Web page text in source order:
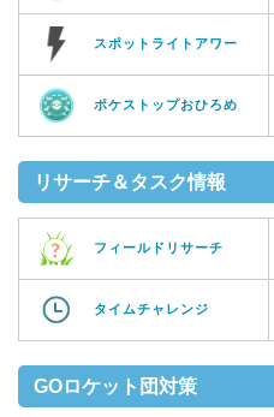
スポットライトアワー
ポケストップおひろめ
リサーチ＆タスク情報
フィールドリサーチ
タイムチャレンジ
GOロケット団対策